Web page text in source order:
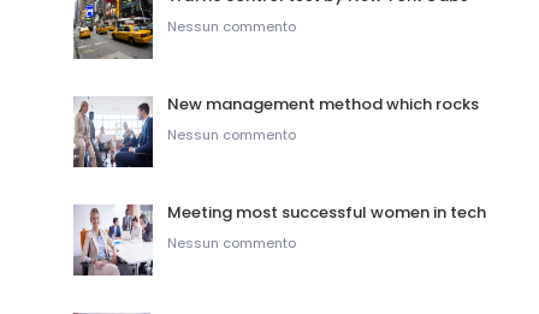
Nessun commento
New management method which rocks
Nessun commento
Meeting most successful women in tech
Nessun commento